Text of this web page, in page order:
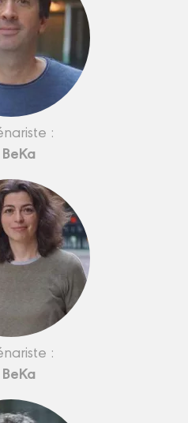
:
BeKa
:
BeKa